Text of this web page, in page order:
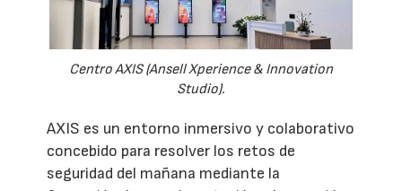
Centro AXIS (Ansell Xperience & Innovation
Studio).
AXIS es un entorno inmersivo y colaborativo
concebido para resolver los retos de
seguridad del mañana mediante la